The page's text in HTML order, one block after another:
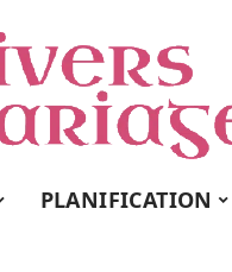
PLANIFICATION